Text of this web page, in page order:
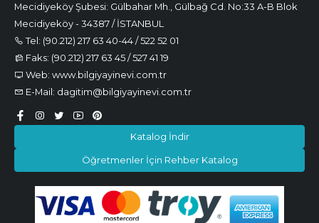
Mecidiyeköy Şubesi: Gülbahar Mh., Gülbağ Cd. No:33 A-B Blok
Mecidiyeköy - 34387 / İSTANBUL
Tel: (90.212) 217 63 40-44 / 522 52 01
Faks: (90.212) 217 63 45 / 527 41 19
Web: www.bilgiyayinevi.com.tr
E-Mail: dagitim@bilgiyayinevi.com.tr
Katalog İndir
Öğretmenler İçin Rehber Katalog